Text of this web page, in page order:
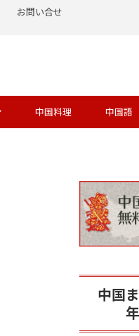
お問い合せ
中国料理 中国語
中国